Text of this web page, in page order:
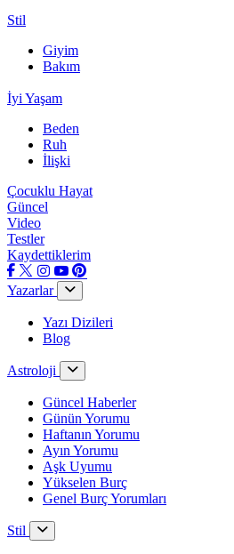
Stil
Giyim
Bakım
İyi Yaşam
Beden
Ruh
İlişki
Çocuklu Hayat
Güncel
Video
Testler
Kaydettiklerim
Yazarlar
Yazı Dizileri
Blog
Astroloji
Güncel Haberler
Günün Yorumu
Haftanın Yorumu
Ayın Yorumu
Aşk Uyumu
Yükselen Burç
Genel Burç Yorumları
Stil